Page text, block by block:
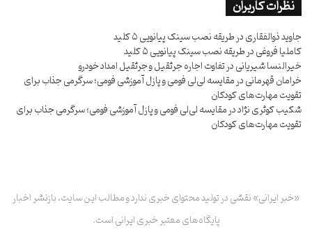
نظرات کاربران
جاوید ذوالفقاریدرطریقه نصب سینک پیانویی ۵ کلید
کاملیا فروغیدرطریقه نصب سینک پیانویی ۵ کلید
خیرالنسا شیریانیدرتفاوت اجاره جرثقیل و جرثقیل امداد خودرو
خرامان قهرمانیدرمقایسه لی‌لی فومی و پازل آموزشی فومی؛ سرگرمی جذاب برای
تقویت مهارت‌های کودکان
شکیب کوثری نژاددرمقایسه لی‌لی فومی و پازل آموزشی فومی؛ سرگرمی جذاب برای
تقویت مهارت‌های کودکان
«خبر ایرانی» نقشی در تولید محتوای خبری ندارد و مطالب این سایت، بازنشر اخبار
پایگاه‌های معتبر خبری ایرانی است.